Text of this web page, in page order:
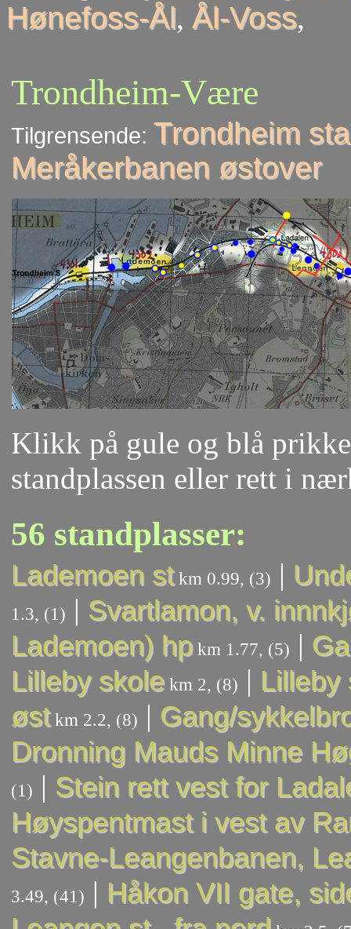
Hønefoss-Ål, Ål-Voss,
Trondheim-Være
Tilgrensende: Trondheim
Meråkerbanen østover
Klikk på gule og blå
standplassen eller rett i
56 standplasser:
Lademoen stkm 0.99, (3) |
1.3, (1) | Svartlamon, v.
Lademoen) hpkm 1.77, (5) |
Lilleby skolekm 2, (8) | Lilleby
østkm 2.2, (8) | Gang/
Dronning Mauds Minne
(1) | Stein rett vest for
Høyspentmast i vest av
Stavne-Leangenbanen,
3.49, (41) | Håkon VII gate,